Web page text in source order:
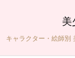
美
キャラクター・絵師別